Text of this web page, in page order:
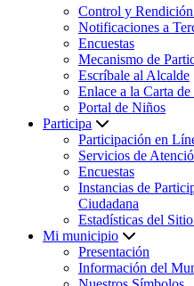
Control y Rendición
Notificaciones a
Encuestas
Mecanismo de
Escríbale al Alcalde
Enlace a la Carta
Portal de Niños
Participa
Participación en
Servicios de
Encuestas
Instancias de
Ciudadana
Estadísticas del
Mi municipio
Presentación
Información del